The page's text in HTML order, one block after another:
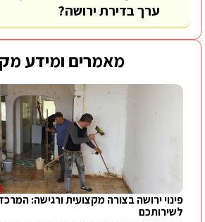
ערך בדירת ירושה?
מאמרים ומידע
פינוי ירושה בצורה מקצועית ורגישה:
לשירותכם